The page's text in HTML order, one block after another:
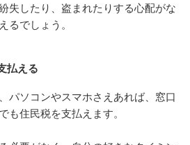
ば、支払いの際に現金を用意する必
払えるので、ATMや銀行に行ってお